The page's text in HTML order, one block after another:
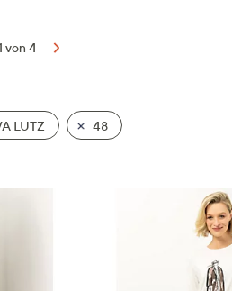
von 4
LUTZ 48